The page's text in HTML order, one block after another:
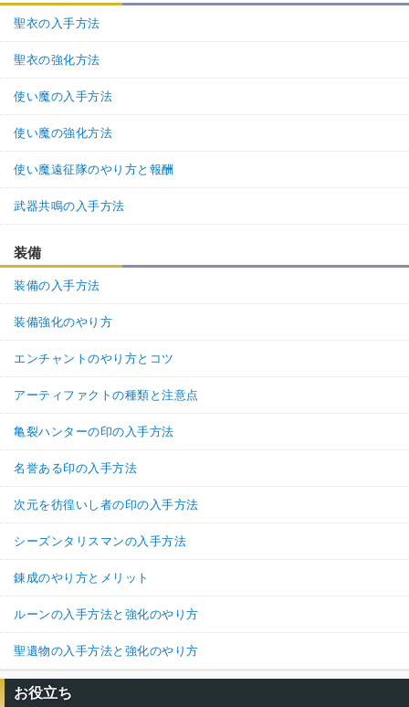
聖衣の入手方法
聖衣の強化方法
使い魔の入手方法
使い魔の強化方法
使い魔遠征隊のやり方と報酬
武器共鳴の入手方法
装備
装備の入手方法
装備強化のやり方
エンチャントのやり方とコツ
アーティファクトの種類と注意点
亀裂ハンターの印の入手方法
名誉ある印の入手方法
次元を彷徨いし者の印の入手方法
シーズンタリスマンの入手方法
錬成のやり方とメリット
ルーンの入手方法と強化のやり方
聖遺物の入手方法と強化のやり方
お役立ち